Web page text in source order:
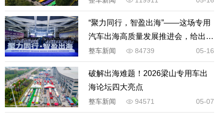
“聚力同行，智盈出海”——这场专用
汽车出海高质量发展推进会，给出出
海答案
整车新闻 84739 05-16
破解出海难题！2026梁山专用车出
海论坛四大亮点
整车新闻 94571 05-07